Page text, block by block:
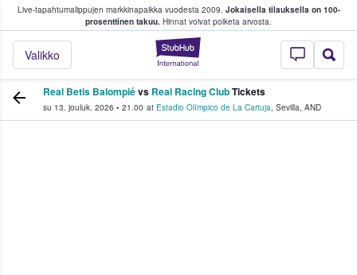
Live-tapahtumalippujen markkinapaikka vuodesta 2009. Jokaisella tilauksella on 100-
prosenttinen takuu. Hinnat voivat poiketa arvosta.
StubHub -
Valikko
fanit ostavat ja myyvät lippuja
Real Betis Balompiévs Real Racing ClubTickets
su 13. jouluk. 2026 • 21.00 at Estadio Olímpico de La Cartuja, Sevilla, AND